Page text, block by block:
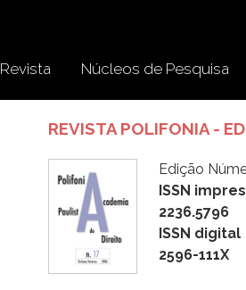
Revista Núcleos de Pesquisa
REVISTA POLIFONIA -
Edição
ISSN
2236.5796
ISSN digital
2596-111X